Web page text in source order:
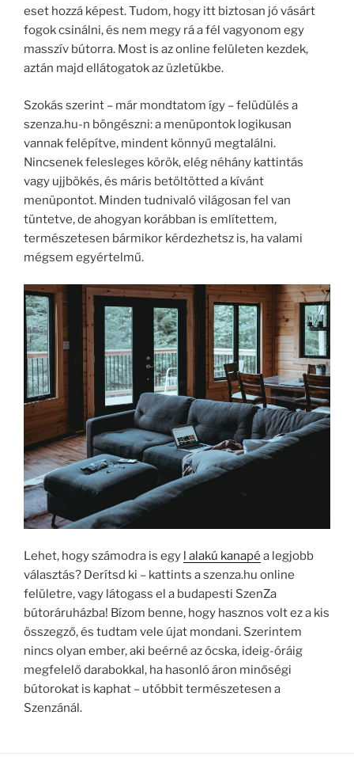
eset hozzá képest. Tudom, hogy itt biztosan jó vásárt
fogok csinálni, és nem megy rá a fél vagyonom egy
masszív bútorra. Most is az online felületen kezdek,
aztán majd ellátogatok az üzletükbe.
Szokás szerint – már mondtatom így – felüdülés a
szenza.hu-n böngészni: a menüpontok logikusan
vannak felépítve, mindent könnyű megtalálni.
Nincsenek felesleges körök, elég néhány kattintás
vagy ujjbökés, és máris betöltötted a kívánt
menüpontot. Minden tudnivaló világosan fel van
tüntetve, de ahogyan korábban is említettem,
természetesen bármikor kérdezhetsz is, ha valami
mégsem egyértelmű.
Lehet, hogy számodra is egy l alakú kanapé a legjobb
választás? Derítsd ki – kattints a szenza.hu online
felületre, vagy látogass el a budapesti SzenZa
bútoráruházba! Bízom benne, hogy hasznos volt ez a kis
összegző, és tudtam vele újat mondani. Szerintem
nincs olyan ember, aki beérné az ócska, ideig-óráig
megfelelő darabokkal, ha hasonló áron minőségi
bútorokat is kaphat – utóbbit természetesen a
Szenzánál.